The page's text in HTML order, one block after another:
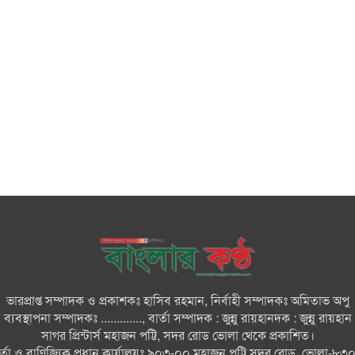
ভারপ্রাপ্ত সম্পাদক ও প্রকাশকঃ হাসিব রহমান, নির্বাহী সম্পাদকঃ অমিতাভ অপু
ব্যবস্থাপনা সম্পাদকঃ ............., বার্তা সম্পাদক : জুন্নু রায়হানদক : জুন্নু রায়হান
সাগর প্রিন্টার্স মহাজন পট্টি, সদর রোড ভোলা থেকে প্রকাশিত।